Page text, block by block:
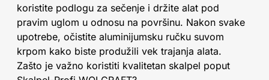
koristite podlogu za sečenje i držite alat pod
pravim uglom u odnosu na površinu. Nakon svake
upotrebe, očistite aluminijumsku ručku suvom
krpom kako biste produžili vek trajanja alata.
Zašto je važno koristiti kvalitetan skalpel poput